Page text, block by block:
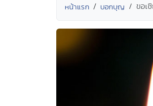
หน้าแรก บอกบุญ ขอเ